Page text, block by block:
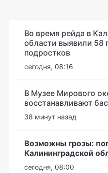
Во время рейда в
области выявили 58
подростков
сегодня, 08:16
В Музее Мирового
восстанавливают
38 минут назад
Возможны грозы:
Калининградской
сегодня, 08:00